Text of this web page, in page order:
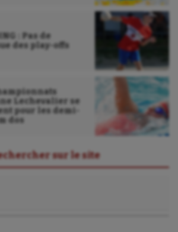
: Pas de
des play-offs
Lechevalier se
pour les demi-
dos
sur le site